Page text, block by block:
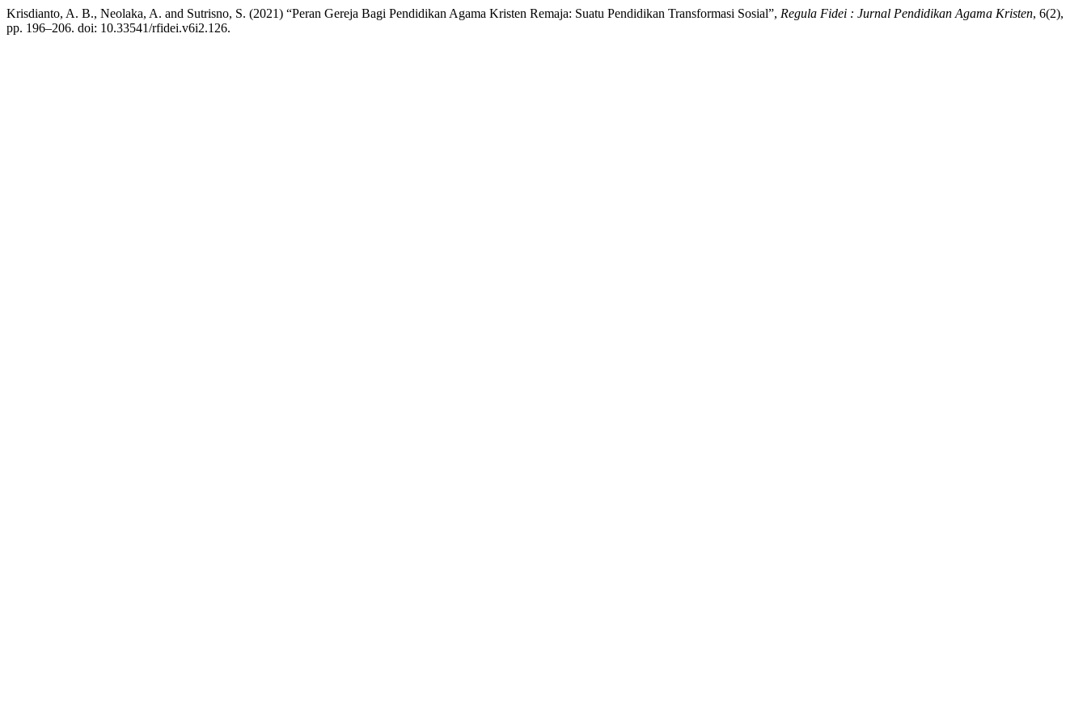
Krisdianto, A. B., Neolaka, A. and Sutrisno, S. (2021) “Peran Gereja Bagi Pendidikan Agama Kristen Remaja: Suatu Pendidikan Transformasi Sosial”, Regula Fidei : Jurnal Pendidikan Agama Kristen, 6(2),
pp. 196–206. doi: 10.33541/rfidei.v6i2.126.